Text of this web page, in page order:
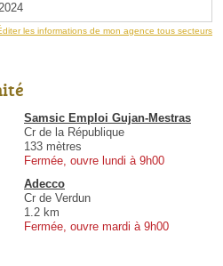
les informations de mon agence tous secteurs
Samsic Emploi Gujan-Mestras
Cr de la République
133 mètres
Fermée, ouvre lundi à 9h00
Adecco
Cr de Verdun
1.2 km
Fermée, ouvre mardi à 9h00